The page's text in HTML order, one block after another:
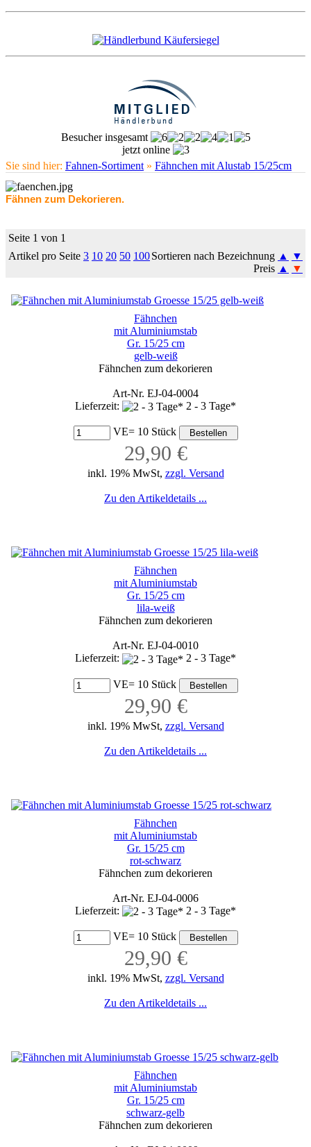
Besucher insgesamt
jetzt online
Sie sind hier: Fahnen-Sortiment » Fähnchen mit Alustab 15/25cm
Fähnen zum Dekorieren.
Seite 1 von 1
Artikel pro Seite 3 10 20 50 100Sortieren nach Bezeichnung ▲
▼
Preis ▲ ▼
Fähnchen
mit Aluminiumstab
Gr. 15/25 cm
gelb-weiß
Fähnchen zum dekorieren
Art-Nr. EJ-04-0004
Lieferzeit:
2 - 3 Tage*
VE= 10 Stück
29,90 €
inkl. 19% MwSt, zzgl. Versand
Zu den Artikeldetails ...
Fähnchen
mit Aluminiumstab
Gr. 15/25 cm
lila-weiß
Fähnchen zum dekorieren
Art-Nr. EJ-04-0010
Lieferzeit:
2 - 3 Tage*
VE= 10 Stück
29,90 €
inkl. 19% MwSt, zzgl. Versand
Zu den Artikeldetails ...
Fähnchen
mit Aluminiumstab
Gr. 15/25 cm
rot-schwarz
Fähnchen zum dekorieren
Art-Nr. EJ-04-0006
Lieferzeit:
2 - 3 Tage*
VE= 10 Stück
29,90 €
inkl. 19% MwSt, zzgl. Versand
Zu den Artikeldetails ...
Fähnchen
mit Aluminiumstab
Gr. 15/25 cm
schwarz-gelb
Fähnchen zum dekorieren